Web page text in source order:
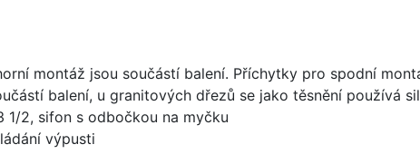
montáž jsou součástí balení. Příchytky pro spodní
balení, u granitových dřezů se jako těsnění používá
1/2, sifon s odbočkou na myčku
výpusti